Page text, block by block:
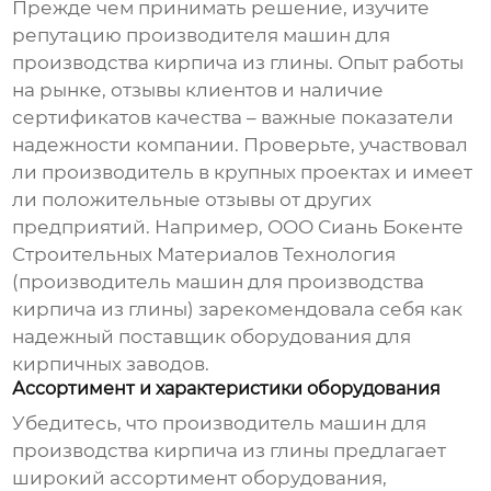
Прежде чем принимать решение, изучите
репутацию производителя машин для
производства кирпича из глины. Опыт работы
на рынке, отзывы клиентов и наличие
сертификатов качества – важные показатели
надежности компании. Проверьте, участвовал
ли производитель в крупных проектах и имеет
ли положительные отзывы от других
предприятий. Например, ООО Сиань Бокенте
Строительных Материалов Технология
(производитель машин для производства
кирпича из глины) зарекомендовала себя как
надежный поставщик оборудования для
кирпичных заводов.
Ассортимент и характеристики оборудования
Убедитесь, что производитель машин для
производства кирпича из глины предлагает
широкий ассортимент оборудования,